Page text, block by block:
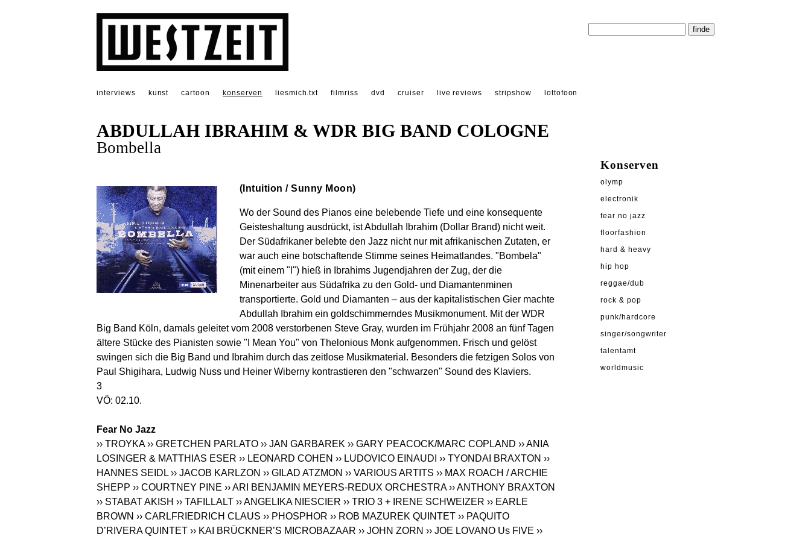
interviews kunst cartoon konserven liesmich.txt filmriss dvd cruiser live reviews stripshow lottofoon
ABDULLAH IBRAHIM & WDR BIG BAND COLOGNE
Bombella
(Intuition / Sunny Moon)
Wo der Sound des Pianos eine belebende Tiefe und eine konsequente
Geisteshaltung ausdrückt, ist Abdullah Ibrahim (Dollar Brand) nicht weit.
Der Südafrikaner belebte den Jazz nicht nur mit afrikanischen Zutaten, er
war auch eine botschaftende Stimme seines Heimatlandes. "Bombela"
(mit einem "l") hieß in Ibrahims Jugendjahren der Zug, der die
Minenarbeiter aus Südafrika zu den Gold- und Diamantenminen
transportierte. Gold und Diamanten – aus der kapitalistischen Gier machte
Abdullah Ibrahim ein goldschimmerndes Musikmonument. Mit der WDR
Big Band Köln, damals geleitet vom 2008 verstorbenen Steve Gray, wurden im Frühjahr 2008 an fünf Tagen
ältere Stücke des Pianisten sowie "I Mean You" von Thelonious Monk aufgenommen. Frisch und gelöst
swingen sich die Big Band und Ibrahim durch das zeitlose Musikmaterial. Besonders die fetzigen Solos von
Paul Shigihara, Ludwig Nuss und Heiner Wiberny kontrastieren den "schwarzen" Sound des Klaviers.
3
VÖ: 02.10.
Fear No Jazz
›› TROYKA ›› GRETCHEN PARLATO ›› JAN GARBAREK ›› GARY PEACOCK/MARC COPLAND ›› ANIA
LOSINGER & MATTHIAS ESER ›› LEONARD COHEN ›› LUDOVICO EINAUDI ›› TYONDAI BRAXTON ››
HANNES SEIDL ›› JACOB KARLZON ›› GILAD ATZMON ›› VARIOUS ARTITS ›› MAX ROACH / ARCHIE
SHEPP ›› COURTNEY PINE ›› ARI BENJAMIN MEYERS-REDUX ORCHESTRA ›› ANTHONY BRAXTON
›› STABAT AKISH ›› TAFILLALT ›› ANGELIKA NIESCIER ›› TRIO 3 + IRENE SCHWEIZER ›› EARLE
BROWN ›› CARLFRIEDRICH CLAUS ›› PHOSPHOR ›› ROB MAZUREK QUINTET ›› PAQUITO
D’RIVERA QUINTET ›› KAI BRÜCKNER’S MICROBAZAAR ›› JOHN ZORN ›› JOE LOVANO Us FIVE ››
Konserven
olymp
electronik
fear no jazz
floorfashion
hard & heavy
hip hop
reggae/dub
rock & pop
punk/hardcore
singer/songwriter
talentamt
worldmusic